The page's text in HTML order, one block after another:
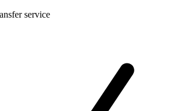
service